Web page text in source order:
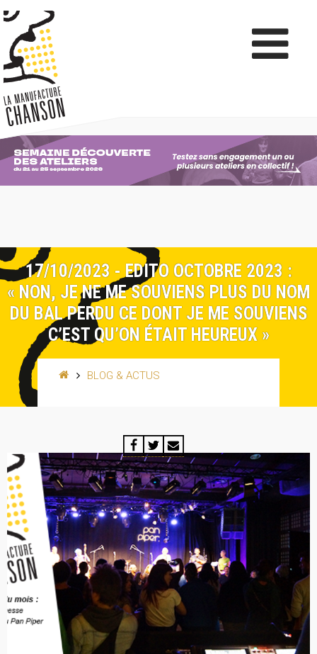
17/10/2023 - EDITO OCTOBRE 2023 :
« NON, JE NE ME SOUVIENS PLUS DU NOM
DU BAL PERDU CE DONT JE ME SOUVIENS
C’EST QU’ON ÉTAIT HEUREUX »
BLOG & ACTUS